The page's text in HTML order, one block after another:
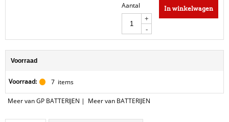
Aantal
+
-
In winkelwagen
Voorraad
Voorraad: 7 items
Meer van GP BATTERIJEN | Meer van BATTERIJEN